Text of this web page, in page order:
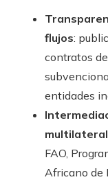
flujos:
contratos
entidades
FAO,
Africano de